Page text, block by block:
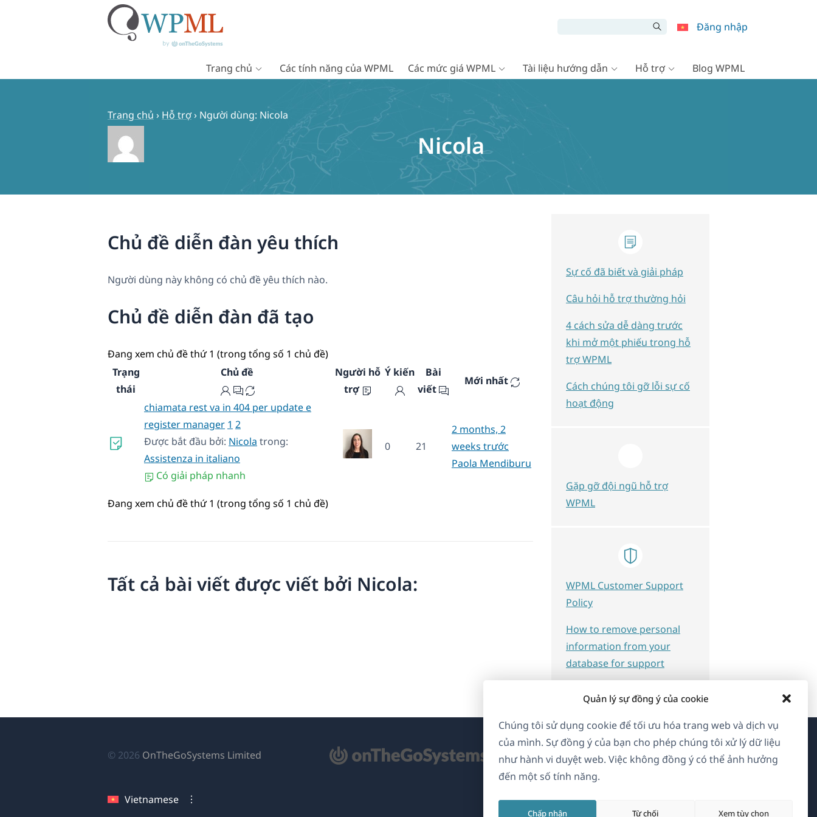
Quản lý sự đồng ý của cookie
Chúng tôi sử dụng cookie để tối ưu hóa trang web và dịch vụ
của mình. Sự đồng ý của bạn cho phép chúng tôi xử lý dữ liệu
như hành vi duyệt web. Việc không đồng ý có thể ảnh hưởng
đến một số tính năng.
Chấp nhận Từ chối Xem tùy chọn
Đăng nhập
Trang chủ Các tính năng của WPML Các mức giá WPML Tài liệu hướng dẫn Hỗ trợ Blog WPML
Trang chủ › Hỗ trợ› Người dùng: Nicola
Nicola
Chủ đề diễn đàn yêu thích
Người dùng này không có chủ đề yêu thích nào.
Chủ đề diễn đàn đã tạo
Đang xem chủ đề thứ 1 (trong tổng số 1 chủ đề)
Trạng
thái
Chủ đề
Người hỗ
trợ
Ý kiến
Bài
viết
Mới nhất
chiamata rest va in 404 per update e
register manager 1 2
Được bắt đầu bởi: Nicola trong:
Assistenza in italiano
Có giải pháp nhanh
0 21
2 months, 2
weeks trước
Paola Mendiburu
Đang xem chủ đề thứ 1 (trong tổng số 1 chủ đề)
Tất cả bài viết được viết bởi Nicola:
Sự cố đã biết và giải pháp
Câu hỏi hỗ trợ thường hỏi
4 cách sửa dễ dàng trước
khi mở một phiếu trong hỗ
trợ WPML
Cách chúng tôi gỡ lỗi sự cố
hoạt động
Gặp gỡ đội ngũ hỗ trợ
WPML
WPML Customer Support
Policy
How to remove personal
information from your
database for support
© 2026 OnTheGoSystems Limited
Vietnamese
Về WPML
GDPR & Chính sách Bảo mật
Tham gia đội ngũ của chúng tôi